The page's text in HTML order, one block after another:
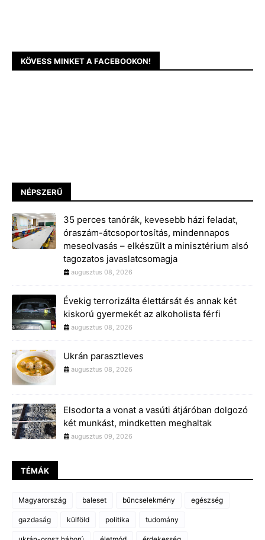
KÖVESS MINKET A FACEBOOKON!
NÉPSZERŰ
35 perces tanórák, kevesebb házi feladat,
óraszám-átcsoportosítás, mindennapos
meseolvasás – elkészült a minisztérium alsó
tagozatos javaslatcsomagja
augusztus 08, 2026
Évekig terrorizálta élettársát és annak két
kiskorú gyermekét az alkoholista férfi
augusztus 08, 2026
Ukrán parasztleves
augusztus 08, 2026
Elsodorta a vonat a vasúti átjáróban dolgozó
két munkást, mindketten meghaltak
augusztus 09, 2026
TÉMÁK
Magyarország baleset bűncselekmény egészség
gazdaság külföld politika tudomány